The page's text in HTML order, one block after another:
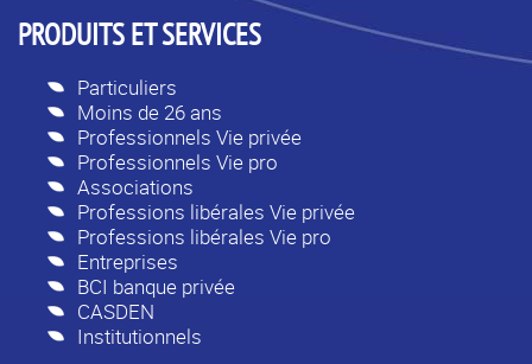
PRODUITS ET SERVICES
Particuliers
Moins de 26 ans
Professionnels Vie privée
Professionnels Vie pro
Associations
Professions libérales Vie privée
Professions libérales Vie pro
Entreprises
BCI banque privée
CASDEN
Institutionnels